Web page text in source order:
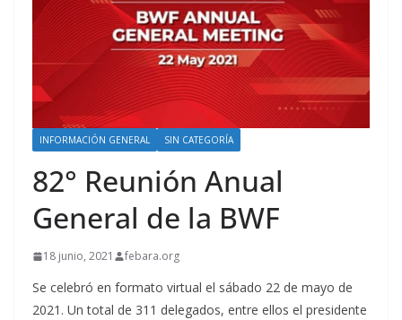
INFORMACIÓN GENERAL SIN CATEGORÍA
82° Reunión Anual
General de la BWF
18 junio, 2021 febara.org
Se celebró en formato virtual el sábado 22 de mayo de
2021. Un total de 311 delegados, entre ellos el presidente